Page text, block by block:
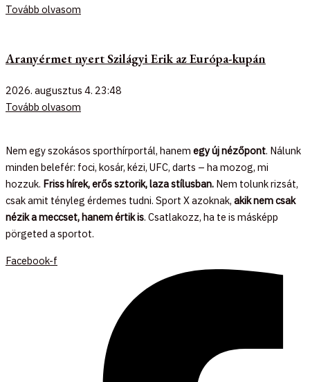
Tovább olvasom
Aranyérmet nyert Szilágyi Erik az Európa-kupán
2026. augusztus 4. 23:48
Tovább olvasom
Nem egy szokásos sporthírportál, hanem egy új nézőpont. Nálunk
minden belefér: foci, kosár, kézi, UFC, darts – ha mozog, mi
hozzuk. Friss hírek, erős sztorik, laza stílusban. Nem tolunk rizsát,
csak amit tényleg érdemes tudni. Sport X azoknak, akik nem csak
nézik a meccset, hanem értik is. Csatlakozz, ha te is másképp
pörgeted a sportot.
Facebook-f